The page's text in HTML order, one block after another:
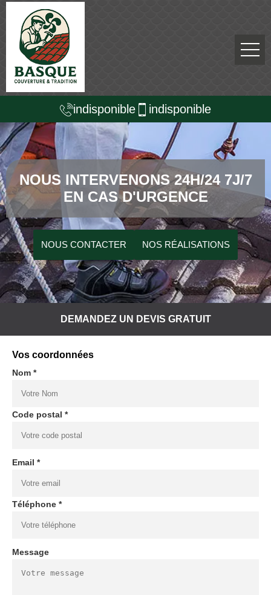
indisponible indisponible
NOUS INTERVENONS 24H/24 7J/7
EN CAS D'URGENCE
NOUS CONTACTER NOS RÉALISATIONS
DEMANDEZ UN DEVIS GRATUIT
Vos coordonnées
Nom *
Code postal *
Email *
Téléphone *
Message